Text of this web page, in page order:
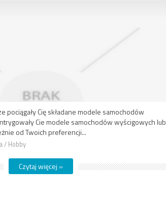
pociągały Cię składane modele samochodów
Cie modele samochodów wyścigowych lub
od Twoich preferencji...
/ Hobby
Czytaj więcej »